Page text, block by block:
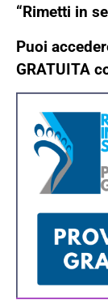
“Rimetti in
Puoi
GRATUITA